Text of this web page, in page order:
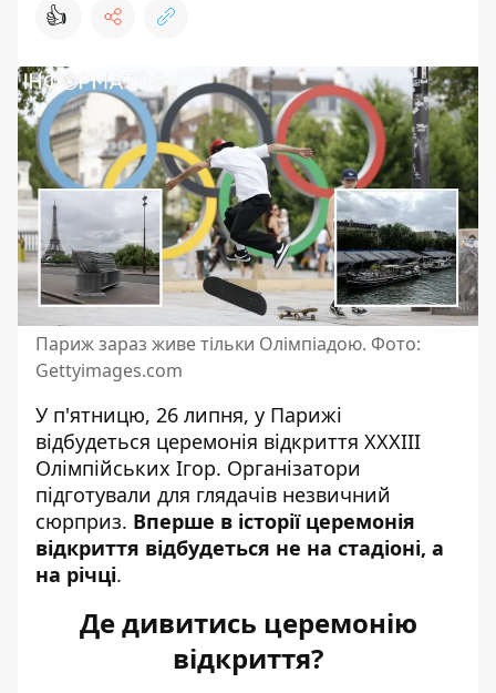
👍
Париж зараз живе тільки Олімпіадою. Фото:
Gettyimages.com
У п'ятницю, 26 липня, у Парижі
відбудеться церемонія відкриття XXXIII
Олімпійських Ігор. Організатори
підготували для глядачів незвичний
сюрприз. Вперше в історії церемонія
відкриття відбудеться не на стадіоні, а
на річці.
Де дивитись церемонію
відкриття?